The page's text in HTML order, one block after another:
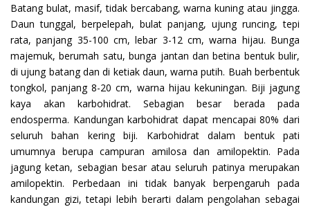
Batang bulat, masif, tidak bercabang, warna kuning atau jingga.
Daun tunggal, berpelepah, bulat panjang, ujung runcing, tepi
rata, panjang 35-100 cm, lebar 3-12 cm, warna hijau. Bunga
majemuk, berumah satu, bunga jantan dan betina bentuk bulir,
di ujung batang dan di ketiak daun, warna putih. Buah berbentuk
tongkol, panjang 8-20 cm, warna hijau kekuningan. Biji jagung
kaya akan karbohidrat. Sebagian besar berada pada
endosperma. Kandungan karbohidrat dapat mencapai 80% dari
seluruh bahan kering biji. Karbohidrat dalam bentuk pati
umumnya berupa campuran amilosa dan amilopektin. Pada
jagung ketan, sebagian besar atau seluruh patinya merupakan
amilopektin. Perbedaan ini tidak banyak berpengaruh pada
kandungan gizi, tetapi lebih berarti dalam pengolahan sebagai